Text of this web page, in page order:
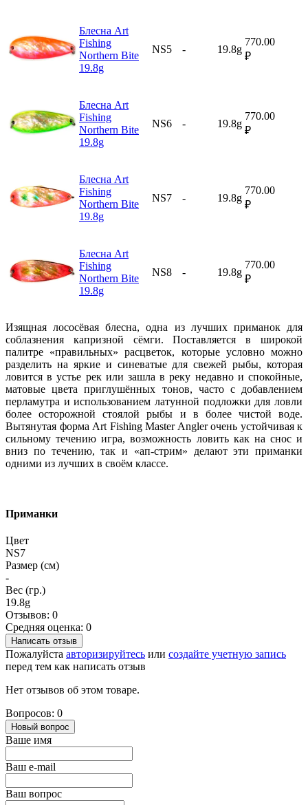
Блесна Art
Fishing
Northern Bite
19.8g
NS5 - 19.8g
770.00
₽
Блесна Art
Fishing
Northern Bite
19.8g
NS6 - 19.8g
770.00
₽
Блесна Art
Fishing
Northern Bite
19.8g
NS7 - 19.8g
770.00
₽
Блесна Art
Fishing
Northern Bite
19.8g
NS8 - 19.8g
770.00
₽
Изящная лососёвая блесна, одна из лучших приманок для
соблазнения капризной сёмги. Поставляется в широкой
палитре «правильных» расцветок, которые условно можно
разделить на яркие и синеватые для свежей рыбы, которая
ловится в устье рек или зашла в реку недавно и спокойные,
матовые цвета приглушённых тонов, часто с добавлением
перламутра и использованием латунной подложки для ловли
более осторожной стоялой рыбы и в более чистой воде.
Вытянутая форма Art Fishing Master Angler очень устойчивая к
сильному течению игра, возможность ловить как на снос и
вниз по течению, так и «ап-стрим» делают эти приманки
одними из лучших в своём классе.
Приманки
Цвет
NS7
Размер (см)
-
Вес (гр.)
19.8g
Отзывов: 0
Средняя оценка: 0
Написать отзыв
Пожалуйста авторизируйтесь или создайте учетную запись
перед тем как написать отзыв
Нет отзывов об этом товаре.
Вопросов: 0
Новый вопрос
Ваше имя
Ваш e-mail
Ваш вопрос